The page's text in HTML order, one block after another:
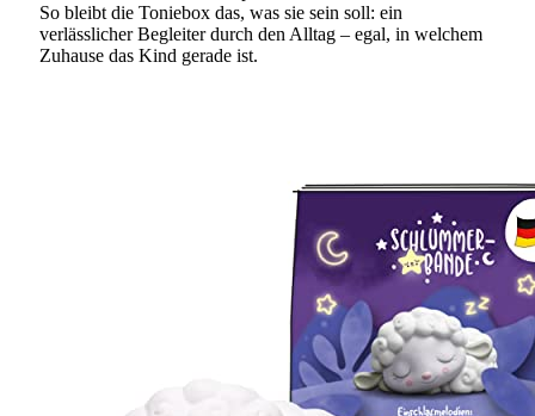
So bleibt die Toniebox das, was sie sein soll: ein
verlässlicher Begleiter durch den Alltag – egal, in welchem
Zuhause das Kind gerade ist.